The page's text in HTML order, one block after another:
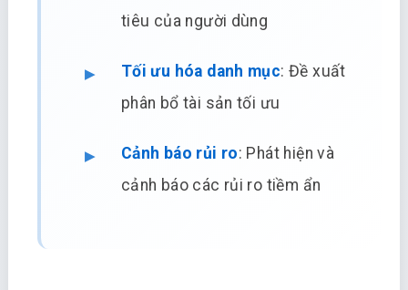
tiêu của người dùng
Tối ưu hóa danh mục: Đề xuất
phân bổ tài sản tối ưu
Cảnh báo rủi ro: Phát hiện và
cảnh báo các rủi ro tiềm ẩn